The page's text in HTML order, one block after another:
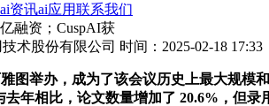
ai资讯ai应用联系我们
融资；CuspAI获
术股份有限公司 时间：2025-02-18 17:33
举办，成为了该会议历史上最大规模和
年相比，论文数量增加了 20.6%，但录